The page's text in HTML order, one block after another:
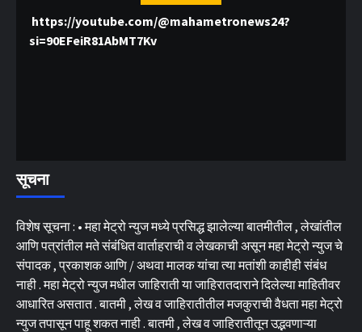
https://youtube.com/@mahametronews24?
si=90EFeiR81AbMT7Kv
सूचना
विशेष सूचना : • महा मेट्रो न्युज मध्ये प्रसिद्ध झालेल्या बातमीतील , लेखांतील
आणि पत्रांतील मते संबंधित वार्ताहराची व लेखकाची असून महा मेट्रो न्युज चे
संपादक , प्रकाशक आणि / अथवा मालक यांचा त्या मतांशी काहीही संबंध
नाही . महा मेट्रो न्युज मधील जाहिराती या जाहिरातदाराने दिलेल्या माहितीवर
आधारित असतात . बातमी , लेख व जाहिरातीतील मजकुराची वैधता महा मेट्रो
न्युज तपासून पाहू शकत नाही . बातमी , लेख व जाहिरातीतून उद्भवणाऱ्या